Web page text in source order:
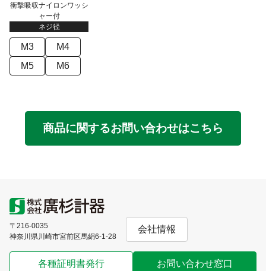
衝撃吸収ナイロンワッシ
ャー付
ネジ径
M3
M4
M5
M6
商品に関するお問い合わせはこちら
〒216-0035
神奈川県川崎市宮前区馬絹6-1-28
会社情報
各種証明書発行 お問い合わせ窓口